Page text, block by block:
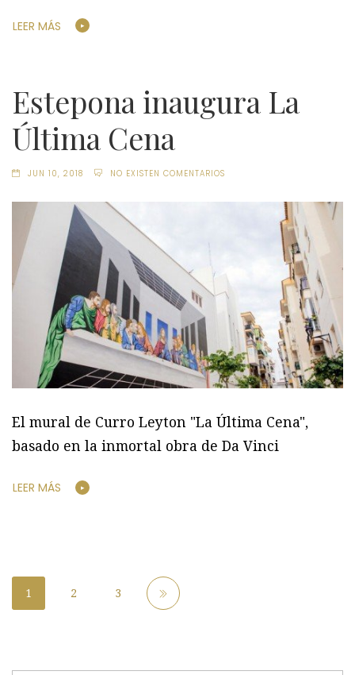
LEER MÁS
Estepona inaugura La
Última Cena
JUN 10, 2018 NO EXISTEN COMENTARIOS
El mural de Curro Leyton "La Última Cena",
basado en la inmortal obra de Da Vinci
LEER MÁS
1 2 3